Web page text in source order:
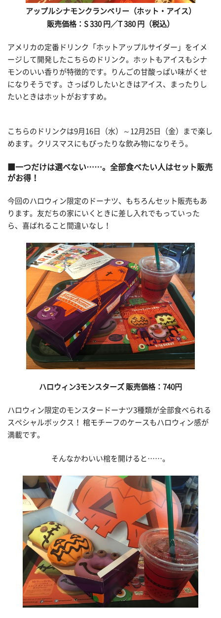
アップルシナモンクランベリー（ホット・アイス）
販売価格：S 330 円／T 380 円（税込）
アメリカの定番ドリンク「ホットアップルサイダー」をイメ
ージして開発したこちらのドリンク。ホットもアイスもシナ
モンのいい香りが特徴的です。りんごの甘酸っぱい味がくせ
になりそうです。さっぱりしたいときはアイス、まったりし
たいときはホットがおすすめ。
こちらのドリンクは9月16日（水）～12月25日（金）まで楽し
めます。クリスマスにもぴったりな飲み物になりそう。
■一つだけは選べない……。全部食べたい人はセット販売
がお得！
今回のハロウィン限定のドーナツ、もちろんセット販売もあ
ります。友だちの家にいくときに差し入れでもっていった
ら、喜ばれること間違いなし！
ハロウィン3モンスターズ 販売価格：740円
ハロウィン限定のモンスタードーナツ3種類が全部食べられる
スペシャルボックス！ 棺モチーフのケースもハロウィン感が
満載です。
そんなかわいい棺を開けると……。